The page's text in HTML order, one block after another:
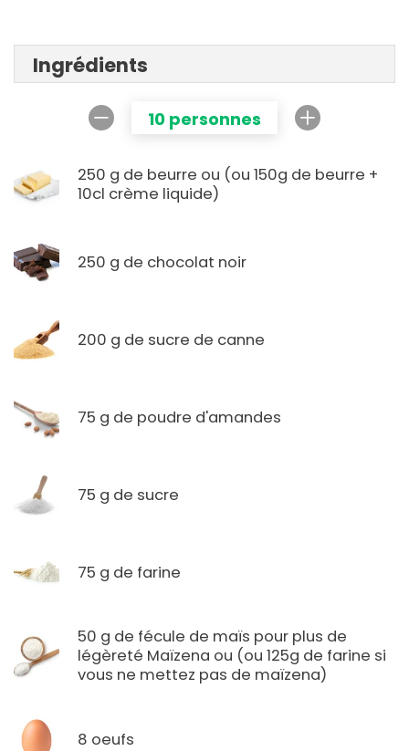
Ingrédients
10 personnes
250 g de beurre ou (ou 150g de beurre +
10cl crème liquide)
250 g de chocolat noir
200 g de sucre de canne
75 g de poudre d'amandes
75 g de sucre
75 g de farine
50 g de fécule de maïs pour plus de
légèreté Maïzena ou (ou 125g de farine si
vous ne mettez pas de maïzena)
8 oeufs